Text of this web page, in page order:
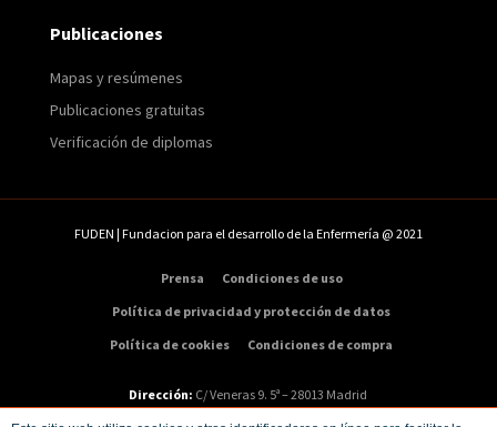
Publicaciones
Mapas y resúmenes
Publicaciones gratuitas
Verificación de diplomas
FUDEN | Fundacion para el desarrollo de la Enfermería @ 2021
Prensa
Condiciones de uso
Política de privacidad y protección de datos
Política de cookies
Condiciones de compra
Dirección: C/ Veneras 9. 5ª – 28013 Madrid